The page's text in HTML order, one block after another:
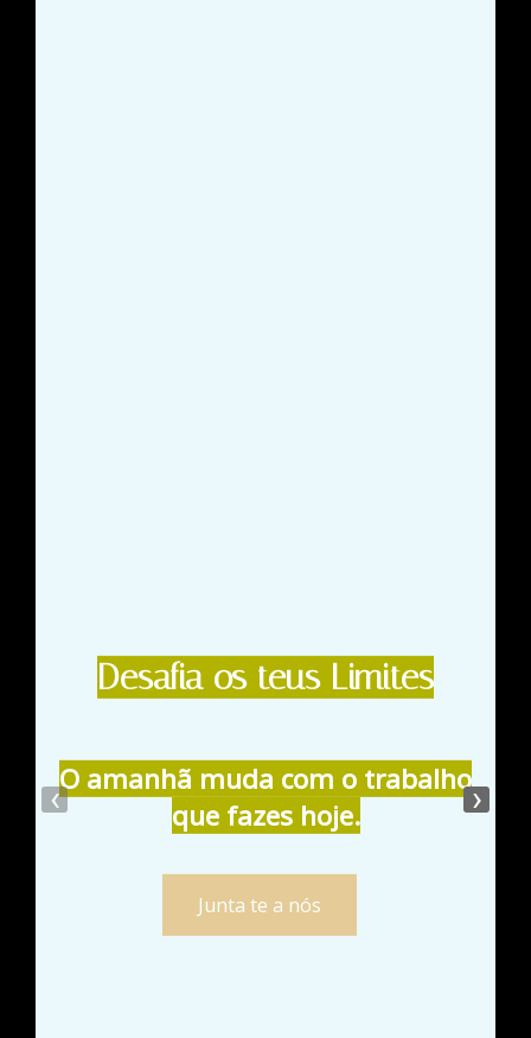
Desafia os teus Limites
O amanhã muda com o trabalho
que fazes hoje.
Junta te a nós
‹ ›